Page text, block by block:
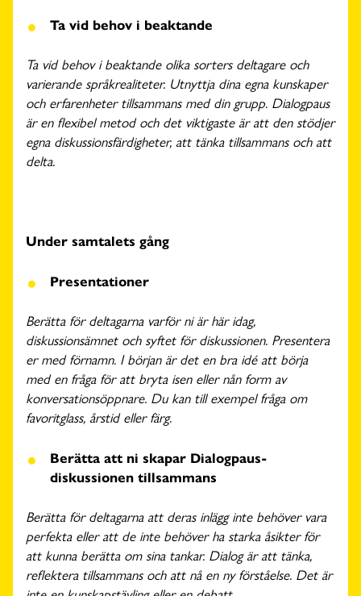
Ta vid behov i beaktande
Ta vid behov i beaktande olika sorters deltagare och
varierande språkrealiteter. Utnyttja dina egna kunskaper
och erfarenheter tillsammans med din grupp. Dialogpaus
är en flexibel metod och det viktigaste är att den stödjer
egna diskussionsfärdigheter, att tänka tillsammans och att
delta.
Under samtalets gång
Presentationer
Berätta för deltagarna varför ni är här idag,
diskussionsämnet och syftet för diskussionen. Presentera
er med förnamn. I början är det en bra idé att börja
med en fråga för att bryta isen eller nån form av
konversationsöppnare. Du kan till exempel fråga om
favoritglass, årstid eller färg.
Berätta att ni skapar Dialogpaus-
diskussionen tillsammans
Berätta för deltagarna att deras inlägg inte behöver vara
perfekta eller att de inte behöver ha starka åsikter för
att kunna berätta om sina tankar. Dialog är att tänka,
reflektera tillsammans och att nå en ny förståelse. Det är